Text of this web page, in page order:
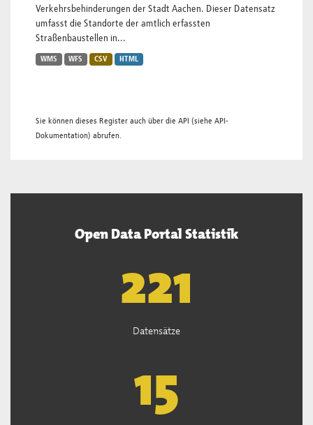
Verkehrsbehinderungen der Stadt Aachen. Dieser Datensatz
umfasst die Standorte der amtlich erfassten
Straßenbaustellen in...
WMS WFS CSV HTML
Sie können dieses Register auch über die API (siehe API-
Dokumentation) abrufen.
Open Data Portal Statistik
222
Datensätze
15